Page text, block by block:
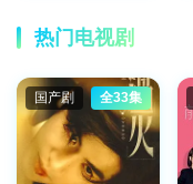
热门电视剧
国产剧 全33集